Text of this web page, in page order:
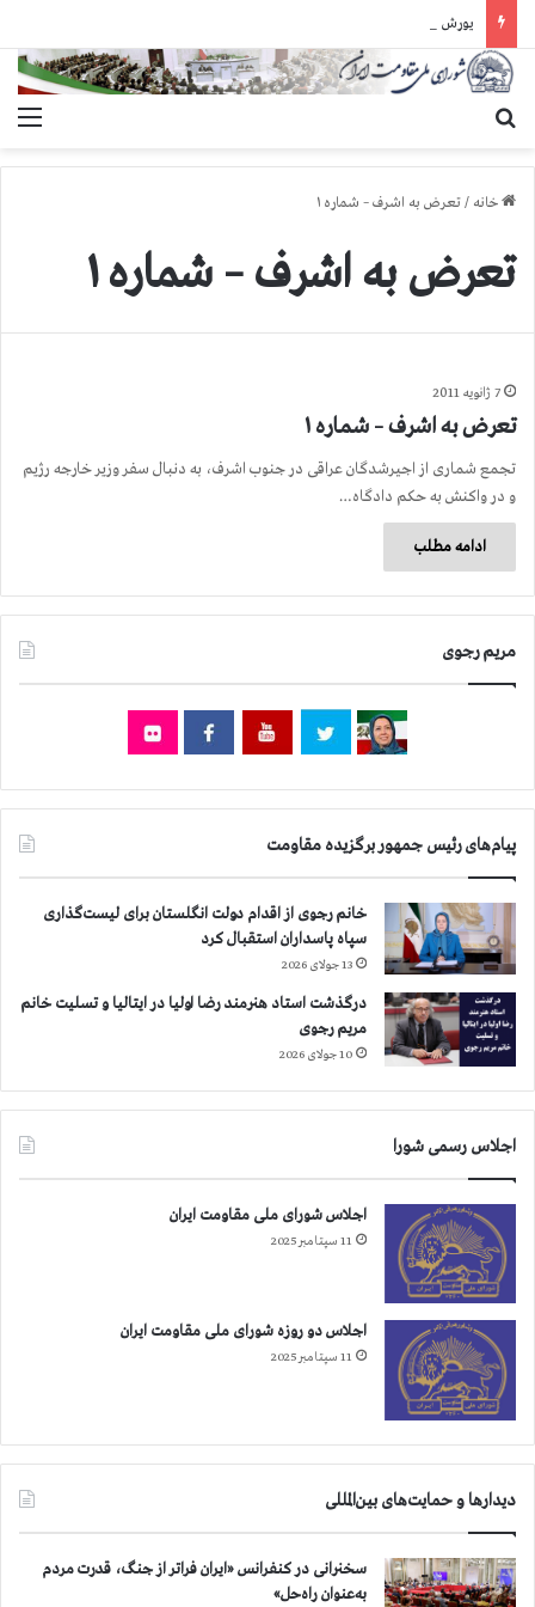
خانه /تعرض به اشرف – شماره ۱
تعرض به اشرف – شماره ۱
7 ژانویه 2011
تعرض به اشرف – شماره ۱
تجمع شماری از اجیرشدگان عراقی در جنوب اشرف، به دنبال سفر وزیر خارجه رژیم
و در واکنش به حکم دادگاه…
ادامه مطلب
مریم رجوی
پیام‌های رئیس جمهور برگزیده مقاومت
خانم رجوی از اقدام دولت انگلستان برای لیست‌گذاری
سپاه پاسداران استقبال کرد
13 جولای 2026
درگذشت استاد هنرمند رضا اولیا در ایتالیا و تسلیت خانم
مریم رجوی
10 جولای 2026
اجلاس رسمی شورا
اجلاس شورای ملی مقاومت ایران
11 سپتامبر 2025
اجلاس دو روزه شورای ملی مقاومت ایران
11 سپتامبر 2025
دیدارها و حمایت‌های بین‌المللی
سخنرانی در کنفرانس «ایران فراتر از جنگ، قدرت مردم
به‌عنوان راه‌حل»